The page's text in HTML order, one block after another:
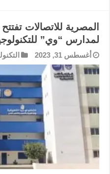
المصرية للاتصالات
لمدارس “وي”
أغسطس 31, 2023